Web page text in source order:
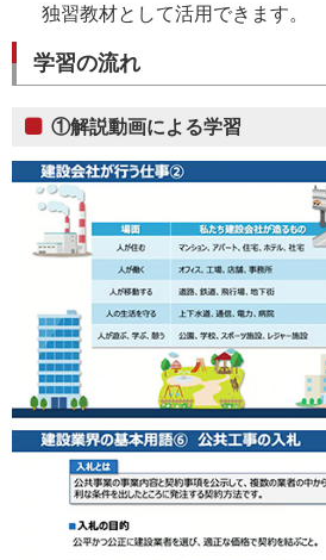
独習教材として活用できます。
学習の流れ
①解説動画による学習